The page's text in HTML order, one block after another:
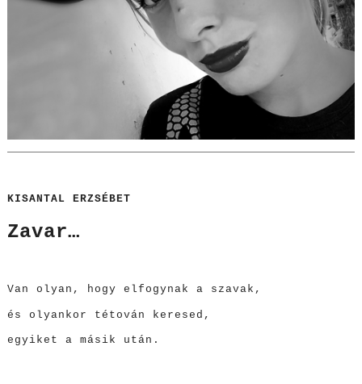
KISANTAL ERZSÉBET
Zavar…
Van olyan, hogy elfogynak a szavak,
és olyankor tétován keresed,
egyiket a másik után.